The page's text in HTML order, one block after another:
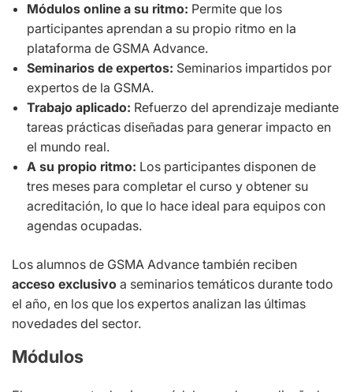
Módulos online a su ritmo: Permite que los
participantes aprendan a su propio ritmo en la
plataforma de GSMA Advance.
Seminarios de expertos: Seminarios impartidos por
expertos de la GSMA.
Trabajo aplicado: Refuerzo del aprendizaje mediante
tareas prácticas diseñadas para generar impacto en
el mundo real.
A su propio ritmo: Los participantes disponen de
tres meses para completar el curso y obtener su
acreditación, lo que lo hace ideal para equipos con
agendas ocupadas.
Los alumnos de GSMA Advance también reciben
acceso exclusivo a seminarios temáticos durante todo
el año, en los que los expertos analizan las últimas
novedades del sector.
Módulos